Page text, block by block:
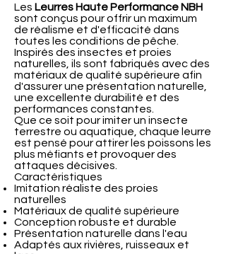
Les Leurres Haute Performance NBH
sont conçus pour offrir un maximum
de réalisme et d'efficacité dans
toutes les conditions de pêche.
Inspirés des insectes et proies
naturelles, ils sont fabriqués avec des
matériaux de qualité supérieure afin
d'assurer une présentation naturelle,
une excellente durabilité et des
performances constantes.
Que ce soit pour imiter un insecte
terrestre ou aquatique, chaque leurre
est pensé pour attirer les poissons les
plus méfiants et provoquer des
attaques décisives.
Caractéristiques
Imitation réaliste des proies
naturelles
Matériaux de qualité supérieure
Conception robuste et durable
Présentation naturelle dans l'eau
Adaptés aux rivières, ruisseaux et